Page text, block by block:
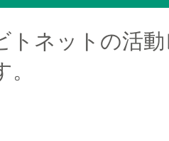
トネットの活